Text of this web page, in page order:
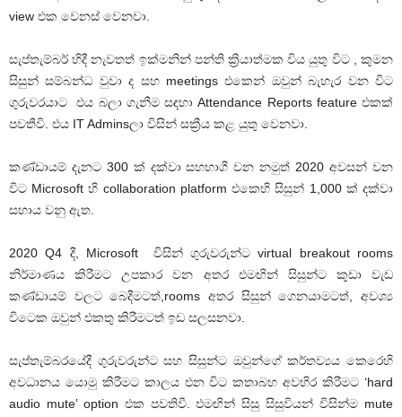
view එක වෙනස් වෙනවා.
සැප්තැම්බර් හිදී නැවතත් ඉක්මනින් පන්ති ක්‍රියාත්මක විය යුතු විට , කුමන
සිසුන් සම්බන්ධ වුවා ද සහ meetings එකෙන් ඔවුන් බැහැර වන විට
ගුරුවරයාට එය බලා ගැනීම සඳහා Attendance Reports feature එකක්
පවතීවි. එය IT Adminsලා විසින් සක්‍රීය කළ යුතු වෙනවා.
කණ්ඩායම් දැනට 300 ක් දක්වා සහභාගී වන නමුත් 2020 අවසන් වන
විට Microsoft හි collaboration platform එකෙහි සිසුන් 1,000 ක් දක්වා
සහාය වනු ඇත.
2020 Q4 දී, Microsoft විසින් ගුරුවරුන්ට virtual breakout rooms
නිර්මාණය කිරීමට උපකාර වන අතර එමඟින් සිසුන්ට කුඩා වැඩ
කණ්ඩායම් වලට බෙදීමටත්,rooms අතර සිසුන් ගෙනයාමටත්, අවශ්‍ය
විටෙක ඔවුන් එකතු කිරීමටත් ඉඩ සලසනවා.
සැප්තැම්බරයේදී ගුරුවරුන්ට සහ සිසුන්ට ඔවුන්ගේ කර්තව්‍යය කෙරෙහි
අවධානය යොමු කිරීමට කාලය එන විට කතාබහ අවහිර කිරීමට ‘hard
audio mute’ option එක පවතිවී. එමඟින් සිසු සිසුවියන් විසින්ම mute